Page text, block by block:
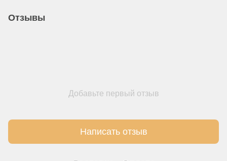
Отзывы
Добавьте первый отзыв
Написать отзыв